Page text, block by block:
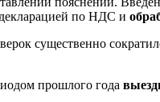
по НДС и
существенно
прошлого года